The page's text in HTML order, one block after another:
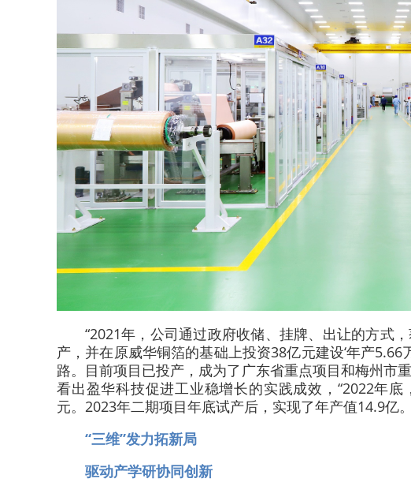
“2021年，公司通过政府收储、挂牌、出让的方式
产，并在原威华铜箔的基础上投资38亿元建设‘年产
路。目前项目已投产，成为了广东省重点项目和梅州市
看出盈华科技促进工业稳增长的实践成效，“2022年
元。2023年二期项目年底试产后，实现了年产值14.9亿
“三维”发力拓新局
驱动产学研协同创新